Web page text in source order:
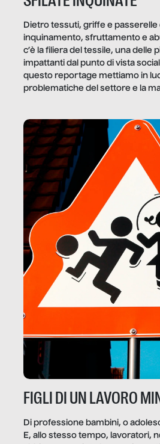
Dietro tessuti, griffe e passerelle
inquinamento, sfruttamento e
c’è la filiera del tessile, una delle
impattanti dal punto di vista
questo reportage mettiamo in
problematiche del settore e la
FIGLI DI UN LAVORO
Di professione bambini, o
E, allo stesso tempo, lavoratori,